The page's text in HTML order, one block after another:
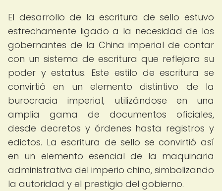
El desarrollo de la escritura de sello estuvo
estrechamente ligado a la necesidad de los
gobernantes de la China imperial de contar
con un sistema de escritura que reflejara su
poder y estatus. Este estilo de escritura se
convirtió en un elemento distintivo de la
burocracia imperial, utilizándose en una
amplia gama de documentos oficiales,
desde decretos y órdenes hasta registros y
edictos. La escritura de sello se convirtió así
en un elemento esencial de la maquinaria
administrativa del imperio chino, simbolizando
la autoridad y el prestigio del gobierno.